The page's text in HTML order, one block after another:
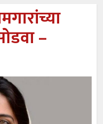
पात्र
येते – शिवप्रसाद
विविध सामाजिक
–